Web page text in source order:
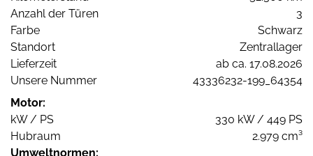
Anzahl der Türen
3
Farbe
Schwarz
Standort
Zentrallager
Lieferzeit
ab ca. 17.08.2026
Unsere Nummer
43336232-199_64354
Motor:
kW / PS
330 kW / 449 PS
Hubraum
2.979 cm³
Umweltnormen: